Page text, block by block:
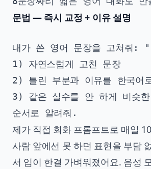
문법 — 즉시 교정 + 이유 설명
내가 쓴 영어 문장을 고쳐줘:
1) 자연스럽게 고친 문장
2) 틀린 부분과 이유를 한국어
3) 같은 실수를 안 하게 비슷
제가 직접 회화 프롬프트로 매일
사람 앞에선 못 하던 표현을 부담
서 입이 한결 가벼워졌어요. 음성